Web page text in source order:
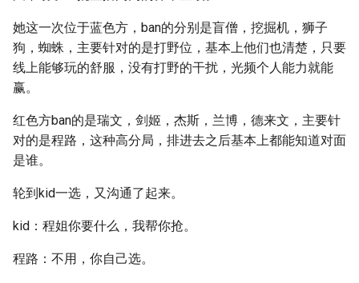
她这一次位于蓝色方，ban的分别是盲僧，挖掘机，狮子
狗，蜘蛛，主要针对的是打野位，基本上他们也清楚，只要
线上能够玩的舒服，没有打野的干扰，光频个人能力就能
赢。
红色方ban的是瑞文，剑姬，杰斯，兰博，德来文，主要针
对的是程路，这种高分局，排进去之后基本上都能知道对面
是谁。
轮到kid一选，又沟通了起来。
kid：程姐你要什么，我帮你抢。
程路：不用，你自己选。